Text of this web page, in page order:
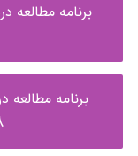
برنامه مطالعه
برنامه
28